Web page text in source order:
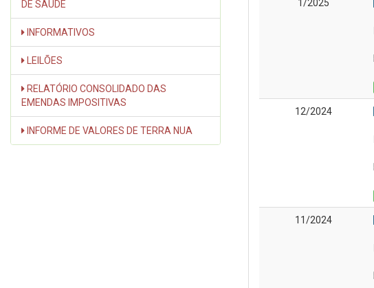
DE SAÚDE
INFORMATIVOS
LEILÕES
RELATÓRIO CONSOLIDADO DAS
EMENDAS IMPOSITIVAS
INFORME DE VALORES DE TERRA NUA
1/2025
12/2024
11/2024